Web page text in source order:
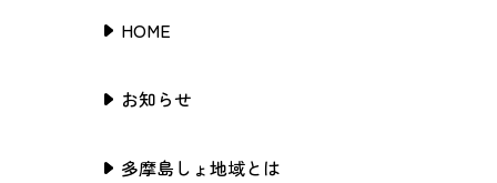
HOME
お知らせ
多摩島しょ地域とは